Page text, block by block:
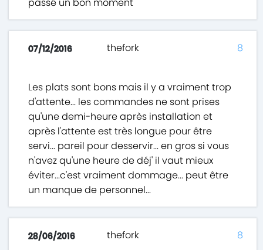
passé un bon moment
07/12/2016 thefork
Les plats sont bons mais il y a vraiment trop
d'attente... les commandes ne sont prises
qu'une demi-heure après installation et
après l'attente est très longue pour être
servi... pareil pour desservir... en gros si vous
n'avez qu'une heure de déj' il vaut mieux
éviter...c'est vraiment dommage... peut être
un manque de personnel...
8
28/06/2016 thefork 8